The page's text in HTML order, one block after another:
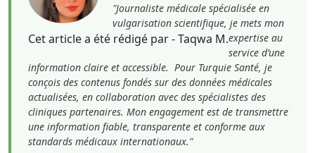
Cet article a été rédigé par - Taqwa M.
"Journaliste médicale spécialisée en
vulgarisation scientifique, je mets mon
expertise au
service d’une
information claire et accessible. Pour Turquie Santé, je
conçois des contenus fondés sur des données médicales
actualisées, en collaboration avec des spécialistes des
cliniques partenaires. Mon engagement est de transmettre
une information fiable, transparente et conforme aux
standards médicaux internationaux."